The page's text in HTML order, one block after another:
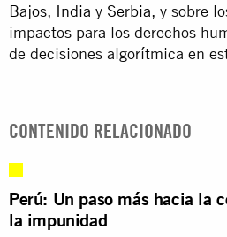
Bajos, India y Serbia, y sobre
impactos para los derechos
de decisiones algorítmica en
CONTENIDO RELACIONADO
Perú: Un paso más hacia la
la impunidad